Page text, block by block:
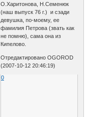
О.Харитонова, Н.Семенюк
(наш выпуск 76 г.) и сзади
девушка, по-моему, ее
фамилия Петрова (звать как
не помню), сама она из
Кипелово.
Отредактировано OGOROD
(2007-10-12 20:46:19)
0